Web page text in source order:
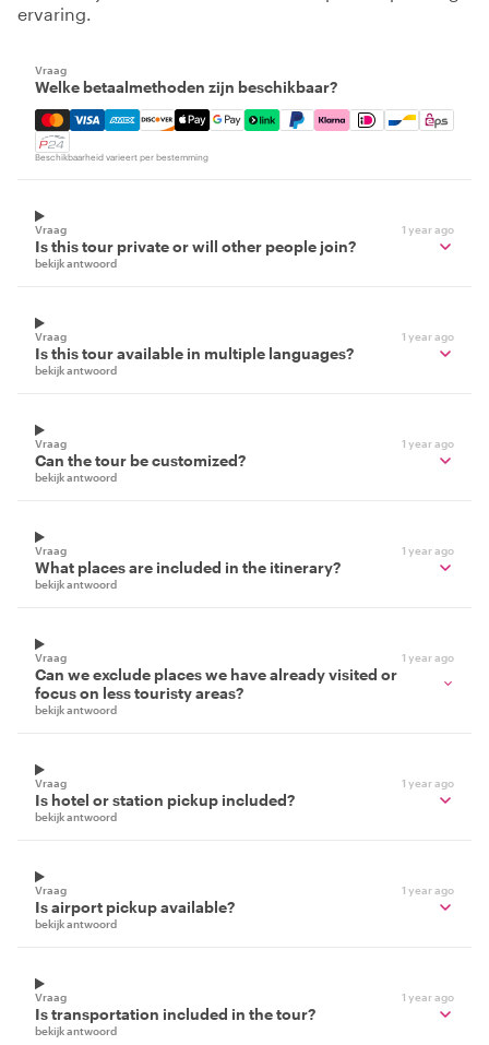
ervaring.
Vraag
Welke betaalmethoden zijn beschikbaar?
Mastercard, Visa, Amex, Discover, Apple Pay, Google
Beschikbaarheid varieert per bestemming
Vraag 1 year ago
Is this tour private or will other people join?
bekijk antwoord
Vraag 1 year ago
Is this tour available in multiple languages?
bekijk antwoord
Vraag 1 year ago
Can the tour be customized?
bekijk antwoord
Vraag 1 year ago
What places are included in the itinerary?
bekijk antwoord
Vraag 1 year ago
Can we exclude places we have already visited or
focus on less touristy areas?
bekijk antwoord
Vraag 1 year ago
Is hotel or station pickup included?
bekijk antwoord
Vraag 1 year ago
Is airport pickup available?
bekijk antwoord
Vraag 1 year ago
Is transportation included in the tour?
bekijk antwoord